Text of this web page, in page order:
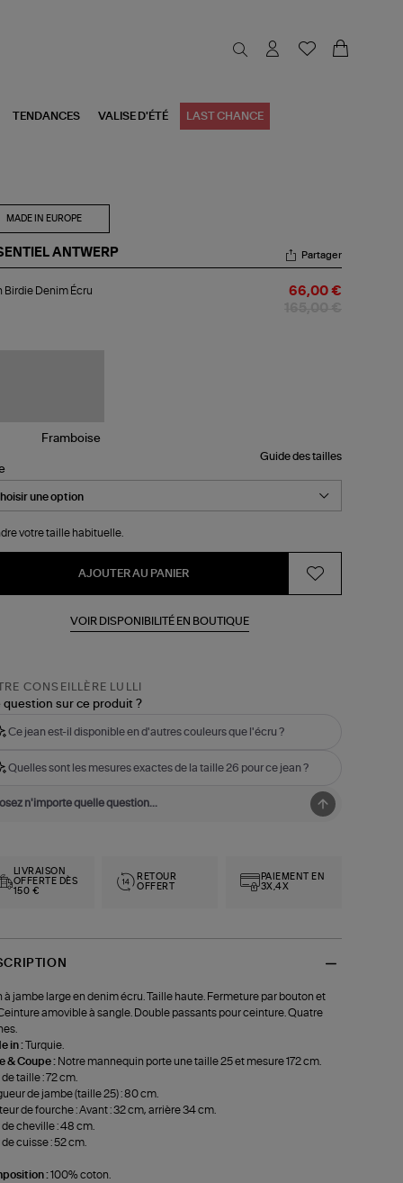
TENDANCES VALISE D'ÉTÉ LAST CHANCE
MADE IN EUROPE
ANTWERP Partager
Birdie Denim Écru 66,00 €
Guide des tailles
votre taille habituelle.
AJOUTER AU PANIER
VOIR DISPONIBILITÉ EN BOUTIQUE
CONSEILLÈRE LULLI
question sur ce produit ?
Ce jean est-il disponible en d'autres couleurs que l'écru ?
Quelles sont les mesures exactes de la taille 26 pour ce jean ?
LIVRAISON
OFFERTE DÈS
150 €
RETOUR
OFFERT
PAIEMENT EN
3X,4X
à jambe large en denim écru. Taille haute. Fermeture par bouton et
amovible à sangle. Double passants pour ceinture. Quatre
in :Turquie.
& Coupe : Notre mannequin porte une taille 25 et mesure 172 cm.
de taille : 72 cm.
de jambe (taille 25) : 80 cm.
de fourche : Avant : 32 cm, arrière 34 cm.
de cheville : 48 cm.
de cuisse : 52 cm.
:100% coton.